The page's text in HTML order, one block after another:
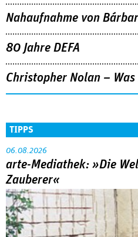
Nahaufnahme von
80 Jahre DEFA
Christopher Nolan –
TIPPS
06.08.2026
arte-Mediathek: »Die
Zauberer«